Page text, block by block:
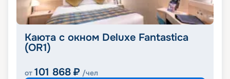
Каюта с окном Deluxe Fantastica
(OR1)
от 101 868 ₽ /чел